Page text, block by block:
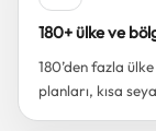
180+ ülke ve
180’den fazla
planları, kısa